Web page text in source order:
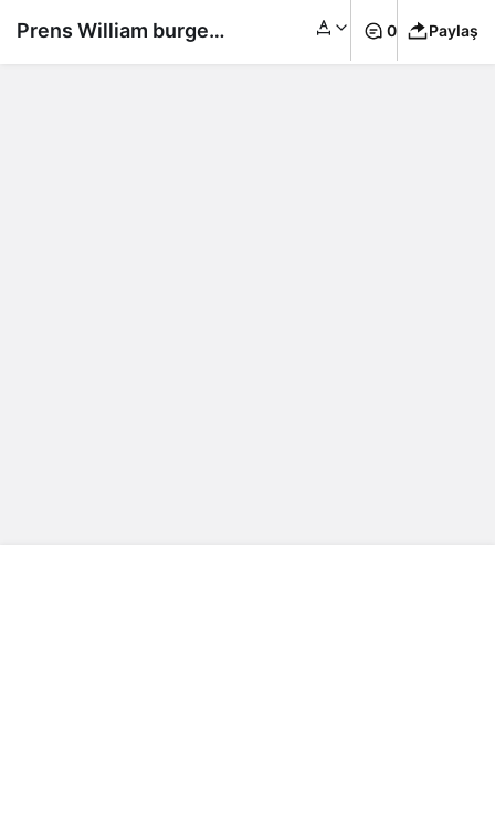
Prens William burger 0 Paylaş